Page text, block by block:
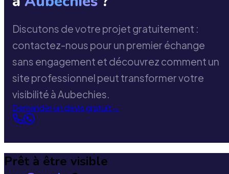
Discutons de votre projet gratuitement :
contactez-nous pour un premier échange
sans engagement et découvrez comment un
site professionnel peut transformer votre
visibilité à Aubechies.
Demander un devis gratuit→
Prêt à être visible